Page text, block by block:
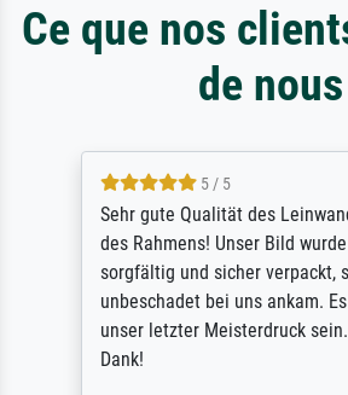
Ce que nos
de nous
5 / 5
Sehr gute Qualität des
des Rahmens! Unser Bild
sorgfältig und sicher verpackt,
unbeschadet bei uns ankam.
unser letzter Meisterdruck
Dank!